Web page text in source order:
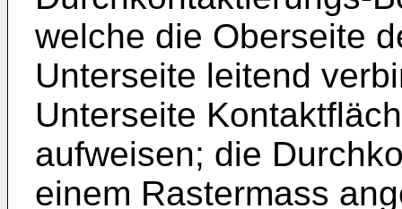
welche die Oberseite
Unterseite leitend
Unterseite
aufweisen; die
einem Rastermass